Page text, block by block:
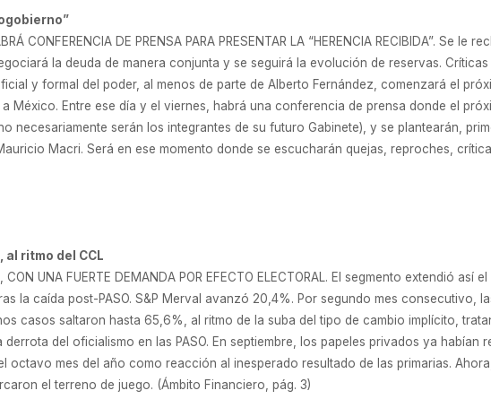
CONFERENCIA DE PRENSA PARA PRESENTAR LA “HERENCIA RECIBIDA”. Se le
la deuda de manera conjunta y se seguirá la evolución de reservas.
y formal del poder, al menos de parte de Alberto Fernández, comenzará el
México. Entre ese día y el viernes, habrá una conferencia de prensa donde el
necesariamente serán los integrantes de su futuro Gabinete), y se plantearán,
Macri. Será en ese momento donde se escucharán quejas, reproches,
ritmo del CCL
UNA FUERTE DEMANDA POR EFECTO ELECTORAL. El segmento extendió así
la caída post-PASO. S&P Merval avanzó 20,4%. Por segundo mes consecutivo,
casos saltaron hasta 65,6%, al ritmo de la suba del tipo de cambio implícito,
del oficialismo en las PASO. En septiembre, los papeles privados ya habían
octavo mes del año como reacción al inesperado resultado de las primarias.
el terreno de juego. (Ámbito Financiero, pág. 3)